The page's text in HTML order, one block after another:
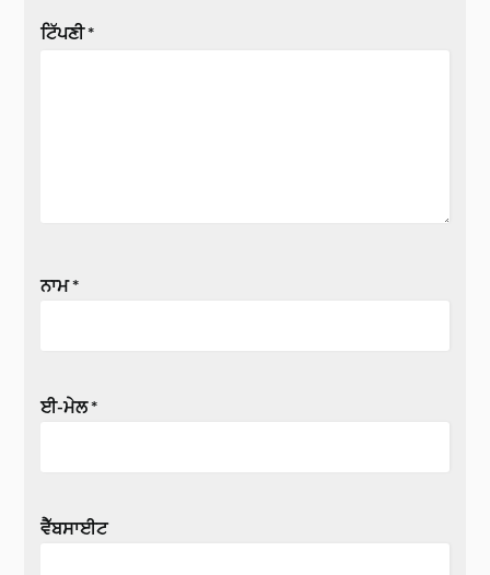
ਟਿੱਪਣੀ*
ਨਾਮ*
ਈ-ਮੇਲ*
ਵੈੱਬਸਾਈਟ